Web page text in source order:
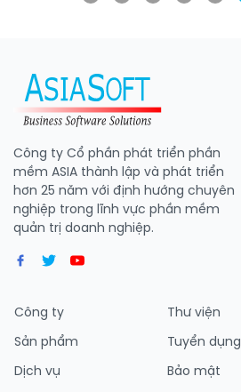
Công ty Cổ phần phát triển phần
mềm ASIA thành lập và phát triển
hơn 25 năm với định hướng chuyên
nghiệp trong lĩnh vực phần mềm
quản trị doanh nghiệp.
Công ty
Sản phẩm
Dịch vụ
Thư viện
Tuyển dụng
Bảo mật